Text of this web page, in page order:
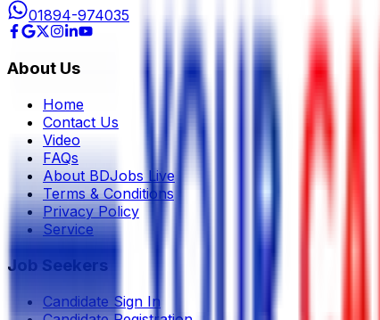
01894-974035
About Us
Home
Contact Us
Video
FAQs
About BDJobs Live
Terms & Conditions
Privacy Policy
Service
Job Seekers
Candidate Sign In